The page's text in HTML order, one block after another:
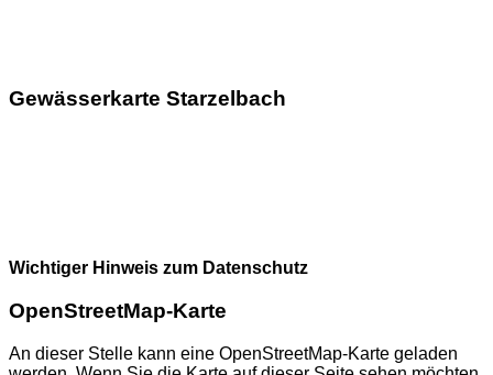
Gewässerkarte Starzelbach
Wichtiger Hinweis zum Datenschutz
OpenStreetMap-Karte
An dieser Stelle kann eine OpenStreetMap-Karte geladen